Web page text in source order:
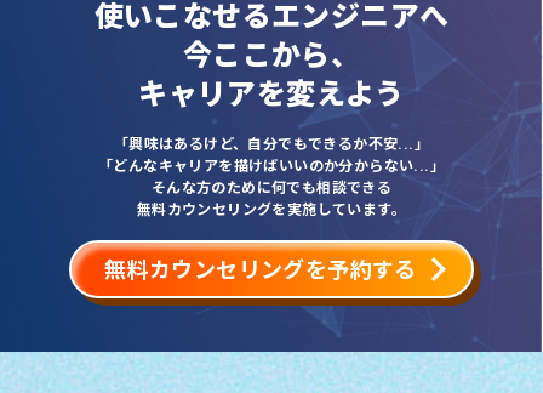
使いこなせるエンジニアへ
今ここから、
キャリアを変えよう
「興味はあるけど、自分でもできるか不安...」
「どんなキャリアを描けばいいのか分からない...」
そんな方のために何でも相談できる
無料カウンセリングを実施しています。
無料カウンセリングを予約する